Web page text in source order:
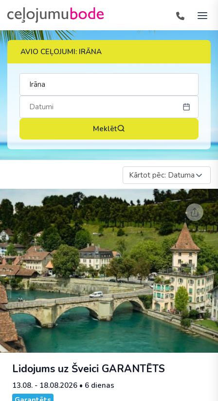
AVIO CEĻOJUMI: IRĀNA
Meklēt
Kārtot pēc: Datuma
Lidojums uz Šveici GARANTĒTS
13.08. - 18.08.2026 • 6 dienas